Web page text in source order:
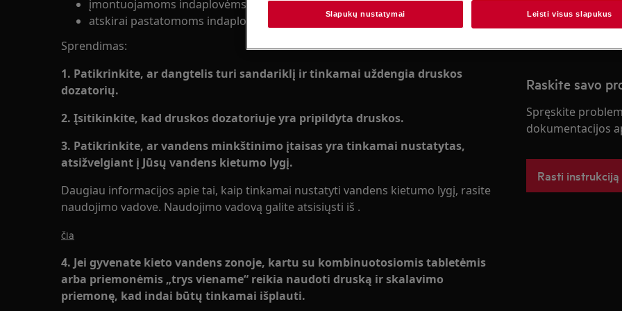
įmontuojamoms indaplovėms;
atskirai pastatomoms indaplovėms.
Sprendimas:
1. Patikrinkite, ar dangtelis turi sandariklį ir tinkamai uždengia druskos
dozatorių.
2. Įsitikinkite, kad druskos dozatoriuje yra pripildyta druskos.
3. Patikrinkite, ar vandens minkštinimo įtaisas yra tinkamai nustatytas,
atsižvelgiant į Jūsų vandens kietumo lygį.
Daugiau informacijos apie tai, kaip tinkamai nustatyti vandens kietumo lygį, rasite
naudojimo vadove. Naudojimo vadovą galite atsisiųsti iš .
čia
4. Jei gyvenate kieto vandens zonoje, kartu su kombinuotosiomis tabletėmis
arba priemonėmis „trys viename“ reikia naudoti druską ir skalavimo
priemonę, kad indai būtų tinkamai išplauti.
Užsisakykite
Raskite savo
Spręskite
dokumentacijos
Rasti instrukciją
Slapukų nustatymai Leisti visus slapukus